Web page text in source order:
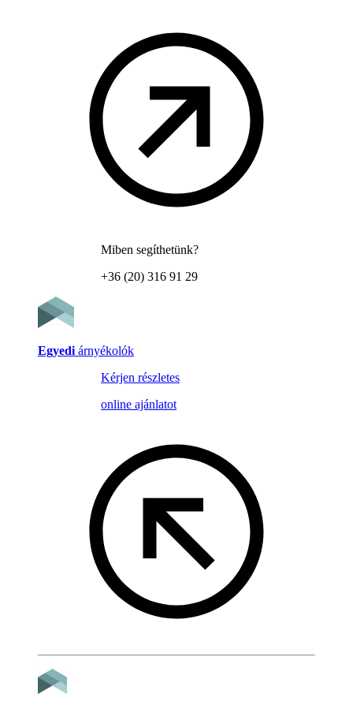
Miben segíthetünk?
+36 (20) 316 91 29
Egyedi árnyékolók
Kérjen részletes
online ajánlatot